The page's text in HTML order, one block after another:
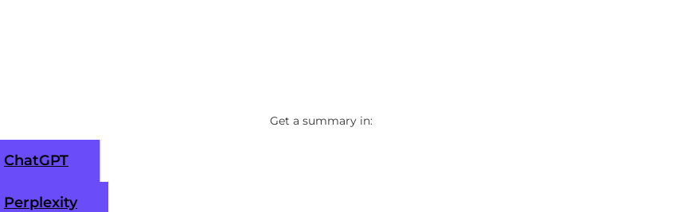
Get a summary in:
ChatGPT
Perplexity